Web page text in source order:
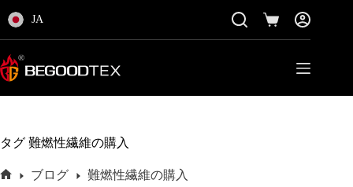
ン
テ
ン
ツ
ッ
JA
シ
ョ
タグ 難燃性繊維の購入
ブログ 難燃性繊維の購入